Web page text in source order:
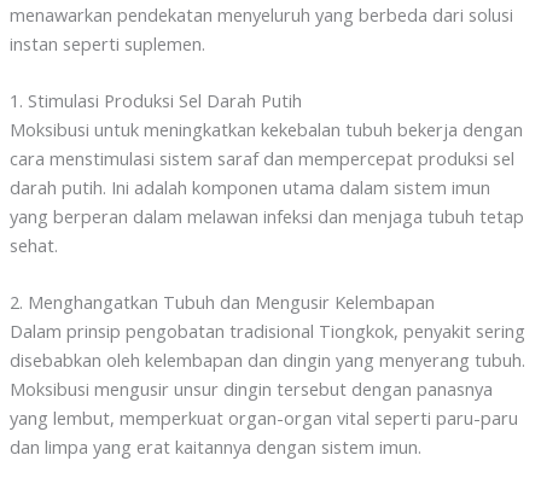
menawarkan pendekatan menyeluruh yang berbeda dari solusi
instan seperti suplemen.
1. Stimulasi Produksi Sel Darah Putih
Moksibusi untuk meningkatkan kekebalan tubuh bekerja dengan
cara menstimulasi sistem saraf dan mempercepat produksi sel
darah putih. Ini adalah komponen utama dalam sistem imun
yang berperan dalam melawan infeksi dan menjaga tubuh tetap
sehat.
2. Menghangatkan Tubuh dan Mengusir Kelembapan
Dalam prinsip pengobatan tradisional Tiongkok, penyakit sering
disebabkan oleh kelembapan dan dingin yang menyerang tubuh.
Moksibusi mengusir unsur dingin tersebut dengan panasnya
yang lembut, memperkuat organ-organ vital seperti paru-paru
dan limpa yang erat kaitannya dengan sistem imun.